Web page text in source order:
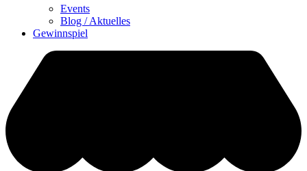
Events
Blog / Aktuelles
Gewinnspiel